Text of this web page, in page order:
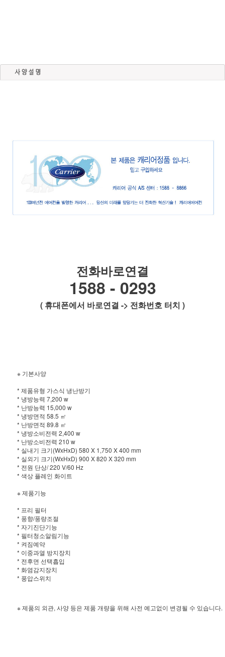
전화바로연결
1588 - 0293
( 휴대폰에서 바로연결 -> 전화번호 터치 )
※ 기본사양
* 제품유형 가스식 냉난방기
* 냉방능력 7,200 w
* 난방능력 15,000 w
* 냉방면적 58.5 ㎡
* 난방면적 89.8 ㎡
* 냉방소비전력 2,400 w
* 난방소비전력 210 w
* 실내기 크기(WxHxD) 580 X 1,750 X 400 mm
* 실외기 크기(WxHxD) 900 X 820 X 320 mm
* 전원 단상/ 220 V/60 Hz
* 색상 플레인 화이트
※ 제품기능
* 프리 필터
* 풍향/풍량조절
* 자기진단기능
* 필터청소알림기능
* 켜짐예약
* 이중과열 방지장치
* 전후면 선택흡입
* 화염감지장치
* 풍압스위치
※ 제품의 외관, 사양 등은 제품 개량을 위해 사전 예고없이 변경될 수 있습니다.